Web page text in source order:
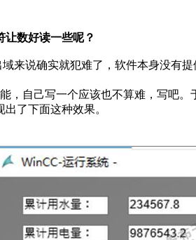
让数好读一些呢？
域来说确实就犯难了，软件本身没有
，自己写一个应该也不算难，写吧
了下面这种效果。